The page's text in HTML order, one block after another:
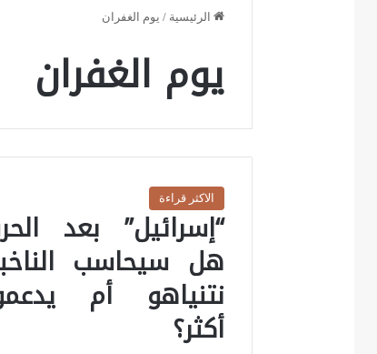
الرئيسية / يوم الغفران
يوم الغفران
الاكثر قراءة
“إسرائيل” بعد
هل سيحاسب
نتنياهو أم
أكثر؟